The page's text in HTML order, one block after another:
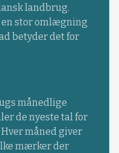
landbrug.
en stor omlægning
betyder det for
månedlige
de nyeste tal for
måned giver
mærker der